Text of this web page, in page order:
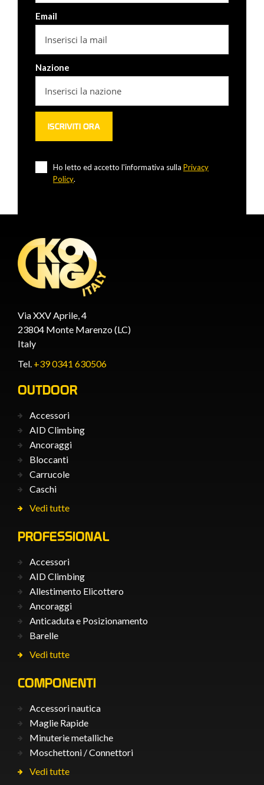
Email
Nazione
Ho letto ed accetto l'informativa sulla Privacy
Policy.
Via XXV Aprile, 4
23804 Monte Marenzo (LC)
Italy
Tel. +39 0341 630506
OUTDOOR
Accessori
AID Climbing
Ancoraggi
Bloccanti
Carrucole
Caschi
Vedi tutte
PROFESSIONAL
Accessori
AID Climbing
Allestimento Elicottero
Ancoraggi
Anticaduta e Posizionamento
Barelle
Vedi tutte
COMPONENTI
Accessori nautica
Maglie Rapide
Minuterie metalliche
Moschettoni / Connettori
Vedi tutte